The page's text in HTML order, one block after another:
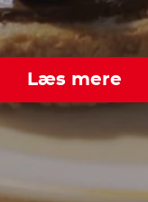
Læs mere